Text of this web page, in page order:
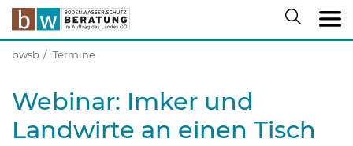
bwsb Termine
Webinar: Imker und
Landwirte an einen Tisch